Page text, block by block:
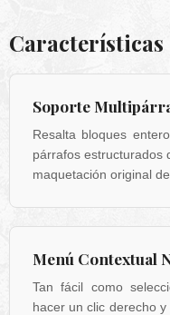
Características
Soporte
Resalta bloques
párrafos estructurados
maquetación original
Menú Contextual
Tan fácil como
hacer un clic derecho